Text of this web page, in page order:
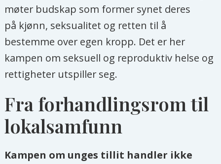
møter budskap som former synet deres
på kjønn, seksualitet og retten til å
bestemme over egen kropp. Det er her
kampen om seksuell og reproduktiv helse og
rettigheter utspiller seg.
Fra forhandlingsrom til
lokalsamfunn
Kampen om unges tillit handler ikke